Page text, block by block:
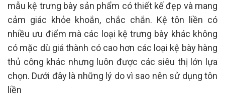
mẫu kệ trưng bày sản phẩm có thiết kế đẹp và mang
cảm giác khỏe khoắn, chắc chắn. Kệ tôn liền có
nhiều ưu điểm mà các loại kệ trưng bày khác không
có mặc dù giá thành có cao hơn các loại kệ bày hàng
thủ công khác nhưng luôn được các siêu thị lớn lựa
chọn. Dưới đây là những lý do vì sao nên sử dụng tôn
liền